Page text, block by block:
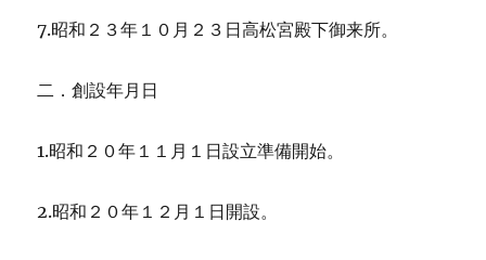
7.昭和２３年１０月２３日高松宮殿下御来所。
二．創設年月日
1.昭和２０年１１月１日設立準備開始。
2.昭和２０年１２月１日開設。